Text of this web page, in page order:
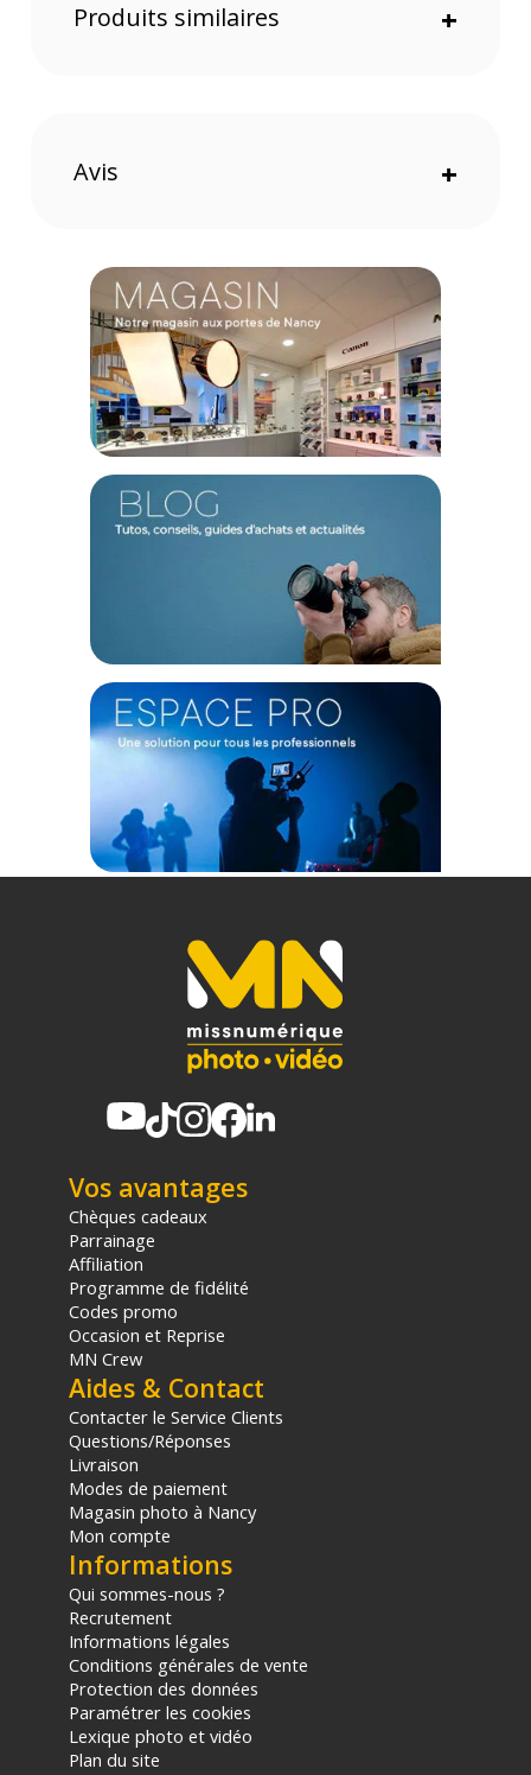
installation facile
Compatibilité valise : Valise Nanuk 950
CONTENU DU CARTON
1x Panneau en Polycarbonate 3/ 16” (4,8mm)
1x ensemble de vis de montage
Offre valable jusqu'au 07-08-2026 inclus.
Code EAN Nanuk Kit panneau (T) Polycarbonate pour Nanuk
950 - Valise Photo - Achat et Prix :
666365012388
(1) Offre valable jusqu'au 31 Décembre 2030 à partir de 49 euros
d'achat, sur la base d'une expédition Chronopost 24H vers un point
relais situé en France continentale uniquement, valable uniquement
sur les produits de moins de 1m et moins de 20Kg.
(3) Nombre de points Fidélité estimés, hors remises au panier, basé
sur le prix TTC en €, les points seront effectivement calculés dans le
Produits similaires +
Avis +
Vos avantages
Chèques cadeaux
Parrainage
Affiliation
Programme de fidélité
Codes promo
Occasion et Reprise
MN Crew
Aides & Contact
Contacter le Service Clients
Questions/Réponses
Livraison
Modes de paiement
Magasin photo à Nancy
Mon compte
Informations
Qui sommes-nous ?
Recrutement
Informations légales
Conditions générales de vente
Protection des données
Paramétrer les cookies
Lexique photo et vidéo
Plan du site